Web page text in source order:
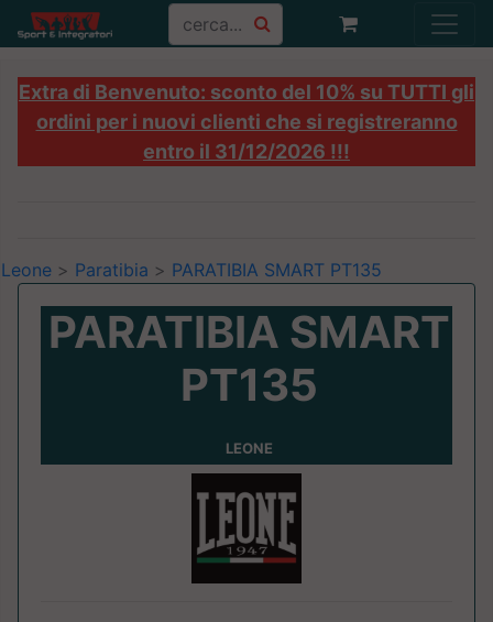
Extra di Benvenuto: sconto del 10% su TUTTI gli
ordini per i nuovi clienti che si registreranno
entro il 31/12/2026 !!!
Leone > Paratibia > PARATIBIA SMART PT135
PARATIBIA SMART
PT135
LEONE